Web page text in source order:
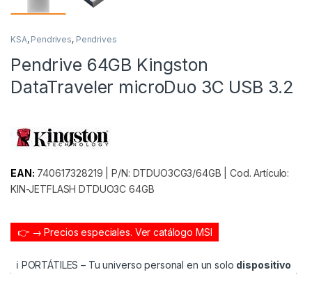
KSA, Pendrives, Pendrives
Pendrive 64GB Kingston
DataTraveler microDuo 3C USB 3.2
EAN: 740617328219 | P/N: DTDUO3CG3/64GB | Cod. Artículo:
KIN-JETFLASH DTDUO3C 64GB
👉 → Precios especiales. Ver catálogo MSI
ℹ️ PORTÁTILES – Tu universo personal en un solo dispositivo